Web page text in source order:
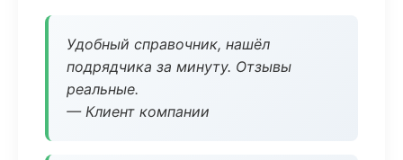
Удобный справочник, нашёл
подрядчика за минуту. Отзывы
реальные.
— Клиент компании